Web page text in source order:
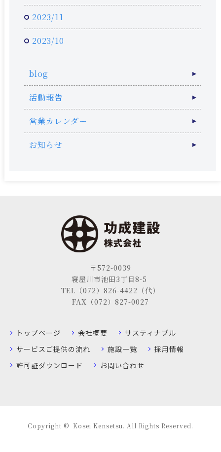
2023/11
2023/10
blog
活動報告
営業カレンダー
お知らせ
〒572-0039
寝屋川市池田3丁目8-5
TEL（072）826-4422（代）
FAX（072）827-0027
トップページ 会社概要
サスティナブル
サービスご提供の流れ
施設一覧
採用情報
許可証ダウンロード
お問い合わせ
Copyright © Kosei Kensetsu. All Rights Reserved.